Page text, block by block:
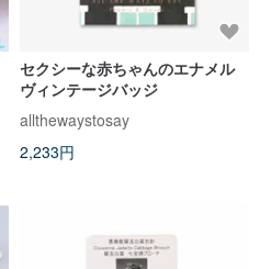
セクシーな赤ちゃんのエナメル
ヴィンテージバッジ
allthewaystosay
2,233円